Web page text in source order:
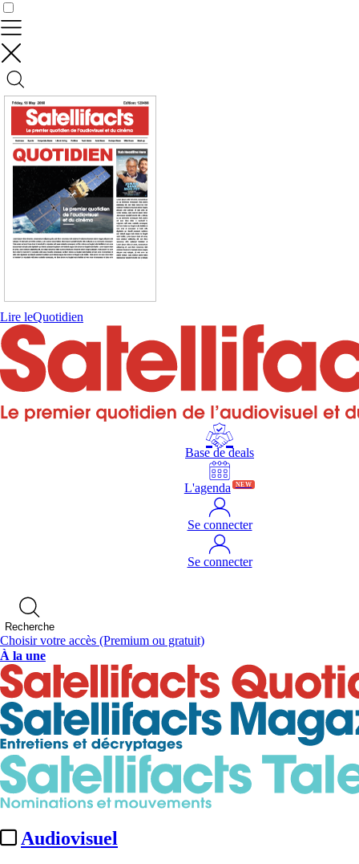
Lire leQuotidien
Base de deals
L'agenda NEW
Se connecter
Se connecter
Recherche
Choisir votre accès (Premium ou gratuit)
À la une
Audiovisuel
Contrôler vos données